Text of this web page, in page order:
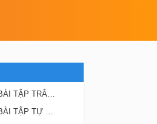
SINH SẢN Ở ĐỘNG VẬT - BÀI TẬP TRẮC NGHIỆM TRANG 103
SINH SẢN Ở ĐỘNG VẬT - BÀI TẬP TỰ GIẢI TRANG 101